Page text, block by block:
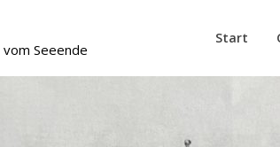
Seeende
Start